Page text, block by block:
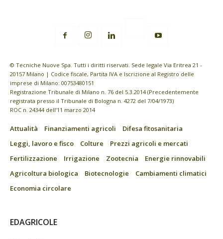
© Tecniche Nuove Spa. Tutti i diritti riservati. Sede legale Via Eritrea 21 -
20157 Milano | Codice fiscale, Partita IVA e Iscrizione al Registro delle
imprese di Milano: 00753480151
Registrazione Tribunale di Milano n. 76 del 5.3.2014 (Precedentemente
registrata presso il Tribunale di Bologna n. 4272 del 7/04/1973)
ROC n. 24344 dell’11 marzo 2014
Attualità Finanziamenti agricoli
Difesa fitosanitaria
Leggi, lavoro e fisco
Colture
Prezzi agricoli e mercati
Fertilizzazione
Irrigazione Zootecnia
Energie rinnovabili
Agricoltura biologica
Biotecnologie
Cambiamenti climatici
Economia circolare
EDAGRICOLE